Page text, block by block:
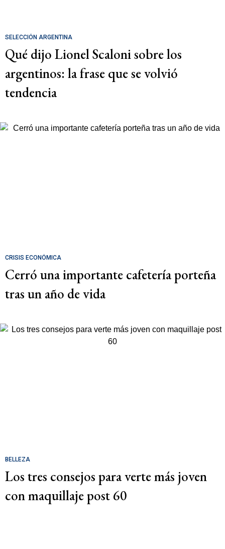
SELECCIÓN ARGENTINA
Qué dijo Lionel Scaloni sobre los
argentinos: la frase que se volvió
tendencia
CRISIS ECONÓMICA
Cerró una importante cafetería porteña
tras un año de vida
BELLEZA
Los tres consejos para verte más joven
con maquillaje post 60